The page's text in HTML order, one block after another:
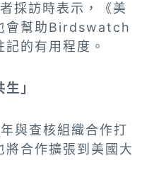
採訪時表示，《美
會幫助Birdswatch
的有用程度。
」
與查核組織合作打
合作擴張到美國大